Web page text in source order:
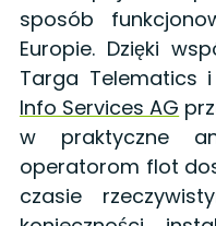
sposób
Europie. Dzięki
Targa Telematics i
Info Services AG
w praktyczne
operatorom flot
czasie